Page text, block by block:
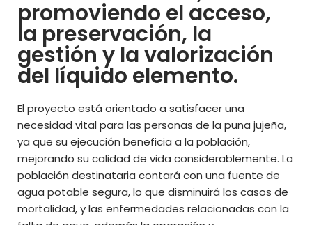
promoviendo el acceso,
la preservación, la
gestión y la valorización
del líquido elemento.
El proyecto está orientado a satisfacer una
necesidad vital para las personas de la puna jujeña,
ya que su ejecución beneficia a la población,
mejorando su calidad de vida considerablemente. La
población destinataria contará con una fuente de
agua potable segura, lo que disminuirá los casos de
mortalidad, y las enfermedades relacionadas con la